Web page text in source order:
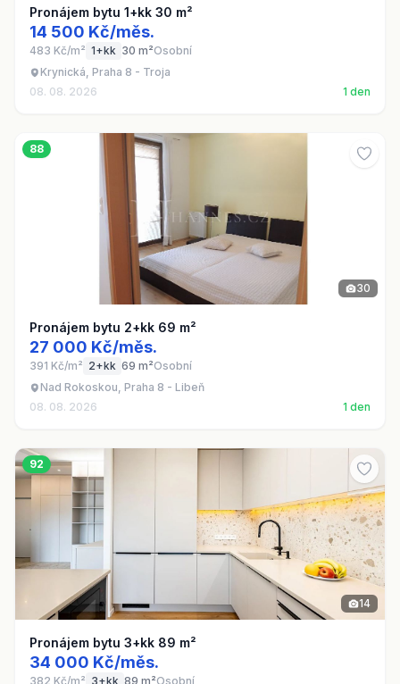
Pronájem bytu 1+kk 30 m²
14 500 Kč/měs.
483 Kč/m² 1+kk 30 m²Osobní
Krynická, Praha 8 - Troja
08. 08. 2026
1 den
88
30
Pronájem bytu 2+kk 69 m²
27 000 Kč/měs.
391 Kč/m² 2+kk 69 m²Osobní
Nad Rokoskou, Praha 8 - Libeň
08. 08. 2026
1 den
92
14
Pronájem bytu 3+kk 89 m²
34 000 Kč/měs.
382 Kč/m² 3+kk 89 m²Osobní